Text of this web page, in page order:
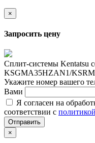
×
Запросить цену
Сплит-системы Kentatsu
KSGMA35HZAN1/
Укажите номер вашего
Вами
Я согласен на
соответствии с
Отправить
×